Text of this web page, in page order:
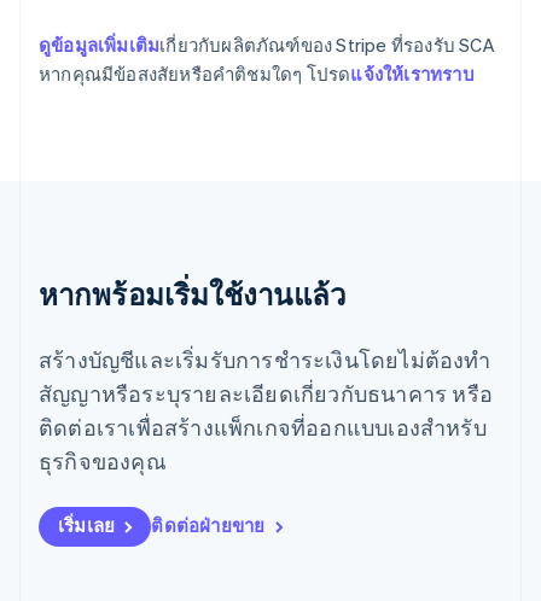
ดูข้อมูลเพิ่มเติมเกี่ยวกับผลิตภัณฑ์ของ Stripe ที่รองรับ SCA
หากคุณมีข้อสงสัยหรือคำติชมใดๆ โปรดแจ้งให้เราทราบ
หากพร้อมเริ่มใช้งานแล้ว
สร้างบัญชีและเริ่มรับการชำระเงินโดยไม่ต้องทำ
สัญญาหรือระบุรายละเอียดเกี่ยวกับธนาคาร หรือ
ติดต่อเราเพื่อสร้างแพ็กเกจที่ออกแบบเองสำหรับ
ธุรกิจของคุณ
เริ่มเลย ติดต่อฝ่ายขาย
มาเลเซีย
English简体中文
เม็กซิโก
ลักเซมเบิร์ก
Français Deutsch English
English
ลิกเตนสไตน์
DeutschEnglish
ลิทัวเนีย
English
สเปน
สโลวาเกีย
English